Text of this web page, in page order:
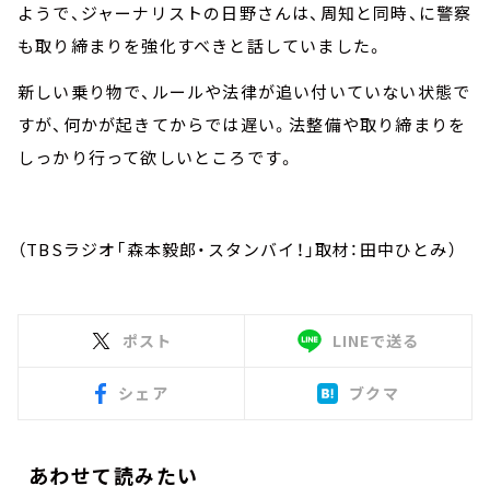
ようで、ジャーナリストの日野さんは、周知と同時、に警察
も取り締まりを強化すべきと話していました。
新しい乗り物で、ルールや法律が追い付いていない状態で
すが、何かが起きてからでは遅い。法整備や取り締まりを
しっかり行って欲しいところです。
（TBSラジオ「森本毅郎・スタンバイ！」取材：田中ひとみ）
ポスト LINEで送る
シェア ブクマ
あわせて読みたい